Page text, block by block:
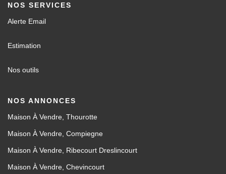
NOS SERVICES
Alerte Email
Estimation
Nos outils
NOS ANNONCES
Maison À Vendre, Thourotte
Maison À Vendre, Compiegne
Maison À Vendre, Ribecourt Dreslincourt
Maison À Vendre, Chevincourt